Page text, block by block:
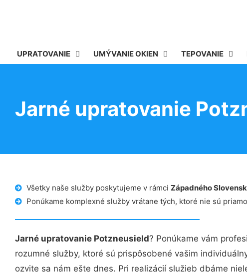
UPRATOVANIE UMÝVANIE OKIEN TEPOVANIE
Jarné upratovanie
Všetky naše služby poskytujeme v rámci Západného
Ponúkame komplexné služby vrátane tých, ktoré nie sú
Jarné upratovanie Potzneusield? Ponúkame vám
rozumné služby, ktoré sú prispôsobené vašim
ozvite sa nám ešte dnes. Pri realizácií služieb dbáme